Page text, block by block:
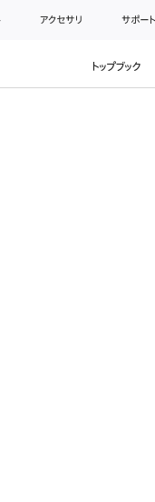
アクセサリ サポート
トップブック